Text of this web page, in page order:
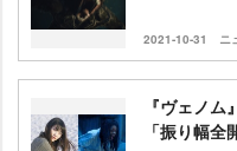
2021-10-31 ニ
『ヴェノム
「振り幅全